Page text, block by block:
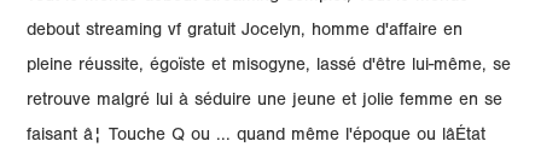
debout streaming vf gratuit Jocelyn, homme d'affaire en
pleine réussite, égoïste et misogyne, lassé d'être lui-même, se
retrouve malgré lui à séduire une jeune et jolie femme en se
faisant â¦ Touche Q ou ... quand même l'époque ou lâÉtat